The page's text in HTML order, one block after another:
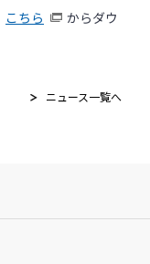
こちら
からダウ
ニュース一覧へ